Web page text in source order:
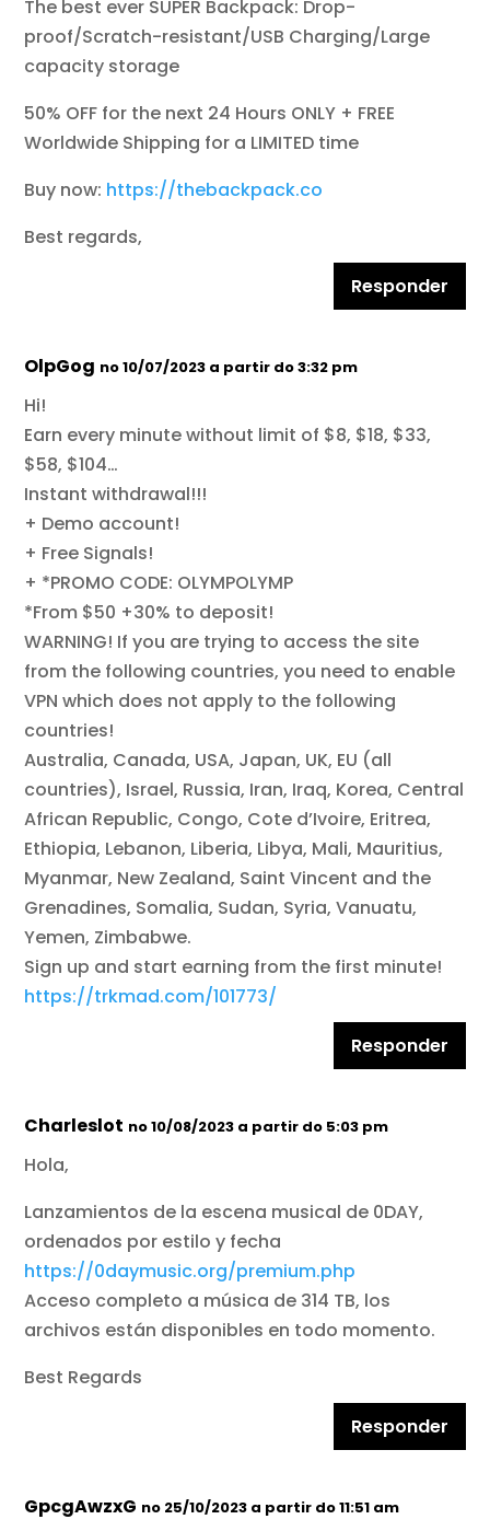
The best ever SUPER Backpack: Drop-
proof/Scratch-resistant/USB Charging/Large
capacity storage
50% OFF for the next 24 Hours ONLY + FREE
Worldwide Shipping for a LIMITED time
Buy now: https://thebackpack.co
Best regards,
Responder
OlpGog no 10/07/2023 a partir do 3:32 pm
Hi!
Earn every minute without limit of $8, $18, $33,
$58, $104…
Instant withdrawal!!!
+ Demo account!
+ Free Signals!
+ *PROMO CODE: OLYMPOLYMP
*From $50 +30% to deposit!
WARNING! If you are trying to access the site
from the following countries, you need to enable
VPN which does not apply to the following
countries!
Australia, Canada, USA, Japan, UK, EU (all
countries), Israel, Russia, Iran, Iraq, Korea, Central
African Republic, Congo, Cote d’Ivoire, Eritrea,
Ethiopia, Lebanon, Liberia, Libya, Mali, Mauritius,
Myanmar, New Zealand, Saint Vincent and the
Grenadines, Somalia, Sudan, Syria, Vanuatu,
Yemen, Zimbabwe.
Sign up and start earning from the first minute!
https://trkmad.com/101773/
Responder
Charleslot no 10/08/2023 a partir do 5:03 pm
Hola,
Lanzamientos de la escena musical de 0DAY,
ordenados por estilo y fecha
https://0daymusic.org/premium.php
Acceso completo a música de 314 TB, los
archivos están disponibles en todo momento.
Best Regards
Responder
GpcgAwzxG no 25/10/2023 a partir do 11:51 am